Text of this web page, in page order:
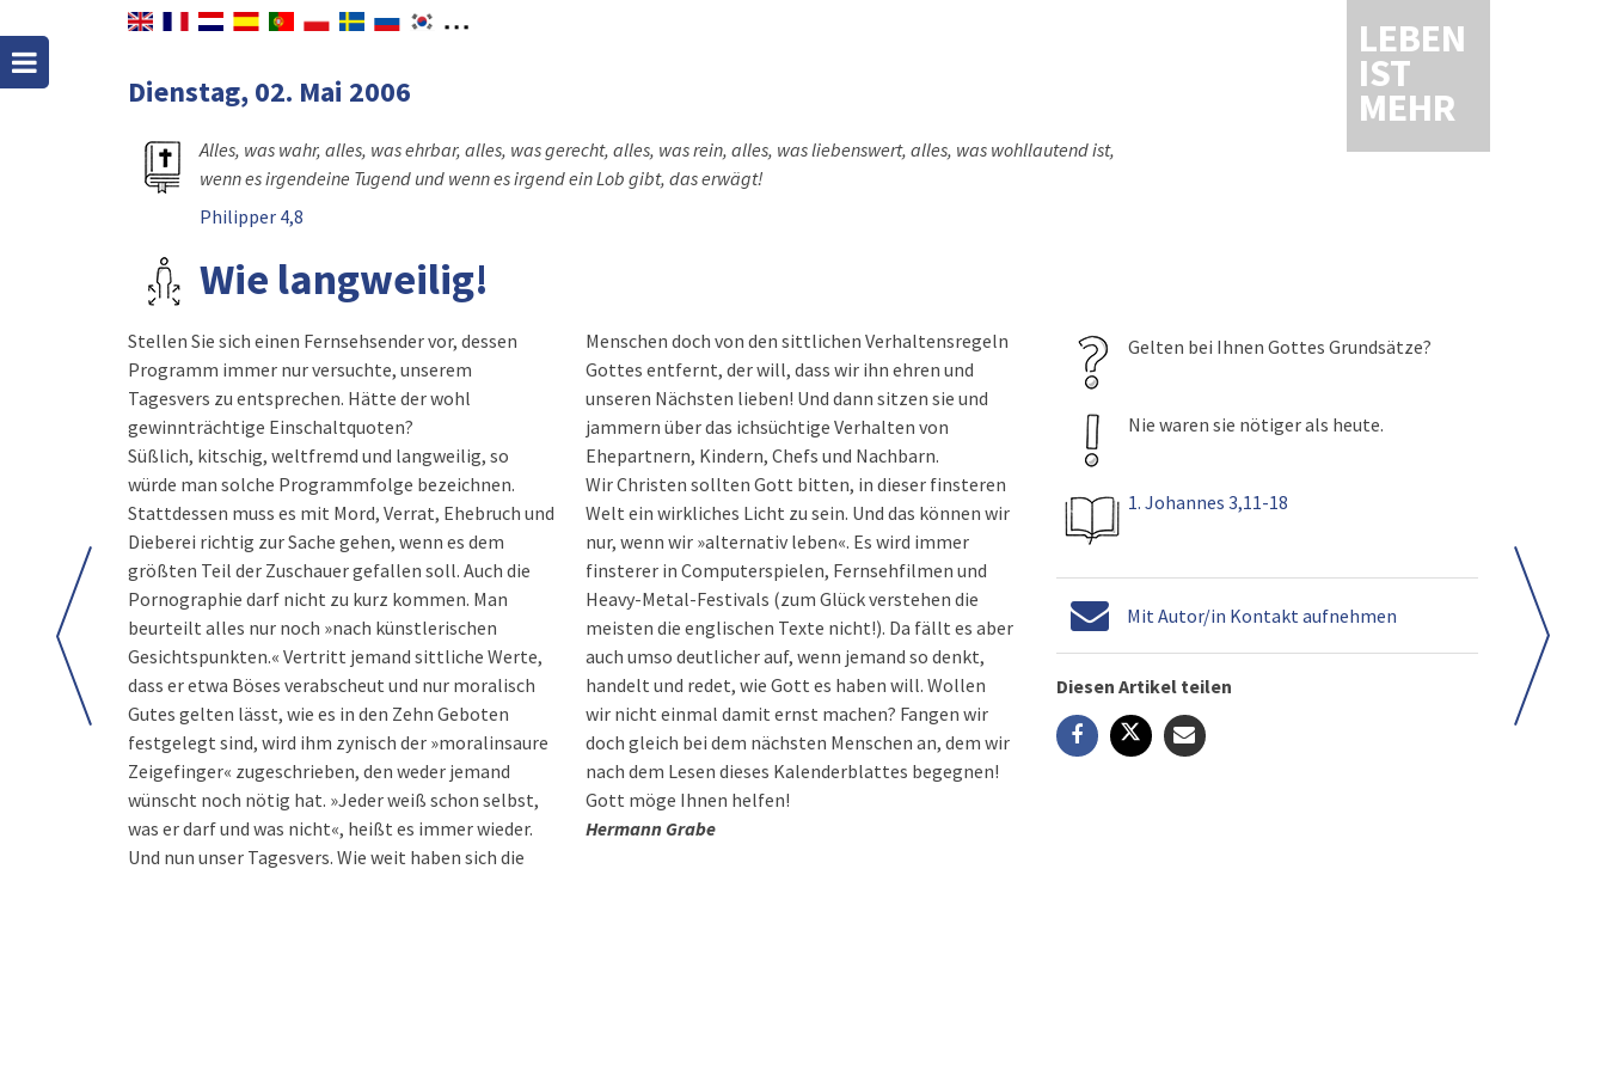
LEBEN
IST
MEHR
Dienstag, 02. Mai 2006
Alles, was wahr, alles, was ehrbar, alles, was gerecht, alles, was rein, alles, was liebenswert, alles, was wohllautend ist,
wenn es irgendeine Tugend und wenn es irgend ein Lob gibt, das erwägt!
Philipper 4,8
Wie langweilig!
Stellen Sie sich einen Fernsehsender vor, dessen
Programm immer nur versuchte, unserem
Tagesvers zu entsprechen. Hätte der wohl
gewinnträchtige Einschaltquoten?
Süßlich, kitschig, weltfremd und langweilig, so
würde man solche Programmfolge bezeichnen.
Stattdessen muss es mit Mord, Verrat, Ehebruch und
Dieberei richtig zur Sache gehen, wenn es dem
größten Teil der Zuschauer gefallen soll. Auch die
Pornographie darf nicht zu kurz kommen. Man
beurteilt alles nur noch »nach künstlerischen
Gesichtspunkten.« Vertritt jemand sittliche Werte,
dass er etwa Böses verabscheut und nur moralisch
Gutes gelten lässt, wie es in den Zehn Geboten
festgelegt sind, wird ihm zynisch der »moralinsaure
Zeigefinger« zugeschrieben, den weder jemand
wünscht noch nötig hat. »Jeder weiß schon selbst,
was er darf und was nicht«, heißt es immer wieder.
Und nun unser Tagesvers. Wie weit haben sich die
Menschen doch von den sittlichen Verhaltensregeln
Gottes entfernt, der will, dass wir ihn ehren und
unseren Nächsten lieben! Und dann sitzen sie und
jammern über das ichsüchtige Verhalten von
Ehepartnern, Kindern, Chefs und Nachbarn.
Wir Christen sollten Gott bitten, in dieser finsteren
Welt ein wirkliches Licht zu sein. Und das können wir
nur, wenn wir »alternativ leben«. Es wird immer
finsterer in Computerspielen, Fernsehfilmen und
Heavy-Metal-Festivals (zum Glück verstehen die
meisten die englischen Texte nicht!). Da fällt es aber
auch umso deutlicher auf, wenn jemand so denkt,
handelt und redet, wie Gott es haben will. Wollen
wir nicht einmal damit ernst machen? Fangen wir
doch gleich bei dem nächsten Menschen an, dem wir
nach dem Lesen dieses Kalenderblattes begegnen!
Gott möge Ihnen helfen!
Hermann Grabe
Gelten bei Ihnen Gottes Grundsätze?
Nie waren sie nötiger als heute.
1. Johannes 3,11-18
Mit Autor/in Kontakt aufnehmen
Diesen Artikel teilen